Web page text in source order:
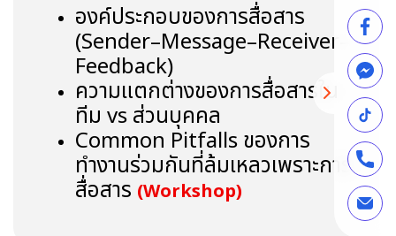
องค์ประกอบของการสื่อสาร
(Sender–Message–Receiver–
Feedback)
ความแตกต่างของการสื่อสารใน
ทีม vs ส่วนบุคคล
Common Pitfalls ของการ
ทำงานร่วมกันที่ล้มเหลวเพราะการ
สื่อสาร (Workshop)